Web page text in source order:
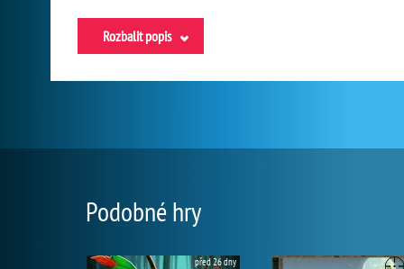
Rozbalit popis
Podobné hry
před 26 dny